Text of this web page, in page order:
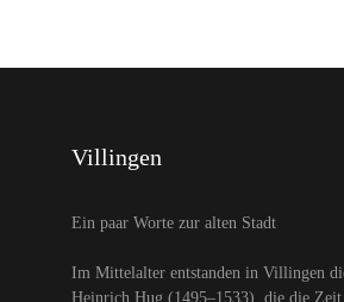
Villingen
Ein paar Worte zur alten Stadt
Im Mittelalter entstanden in Villingen
Heinrich Hug (1495–1533), die die Zeit